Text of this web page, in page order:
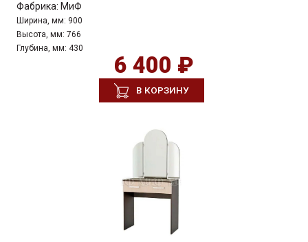
Фабрика: МиФ
Ширина, мм: 900
Высота, мм: 766
Глубина, мм: 430
6 400 ₽
В КОРЗИНУ